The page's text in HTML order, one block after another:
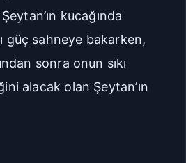
Boyutu
18px
kucağında
güç sahneye bakarken,
sonra onun sıkı
alacak olan Şeytan’ın